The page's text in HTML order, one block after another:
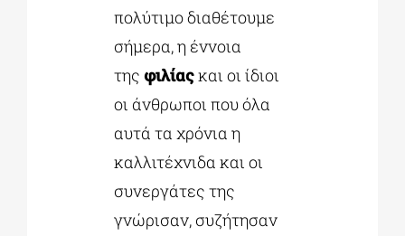
πολύτιμο διαθέτουμε
σήμερα, η έννοια
της φιλίαςκαι οι ίδιοι
οι άνθρωποι που όλα
αυτά τα χρόνια η
καλλιτέχνιδα και οι
συνεργάτες της
γνώρισαν, συζήτησαν